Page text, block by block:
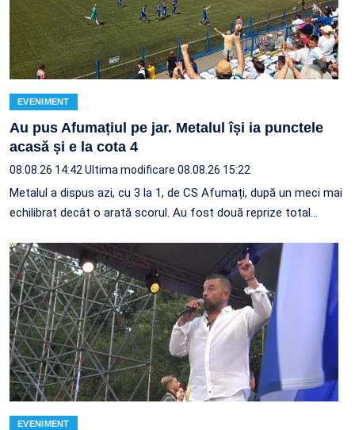
EVENIMENT
Au pus Afumațiul pe jar. Metalul își ia punctele
acasă și e la cota 4
08.08.26 14:42 Ultima modificare 08.08.26 15:22
Metalul a dispus azi, cu 3 la 1, de CS Afumați, după un meci mai
echilibrat decât o arată scorul. Au fost două reprize total…
EVENIMENT